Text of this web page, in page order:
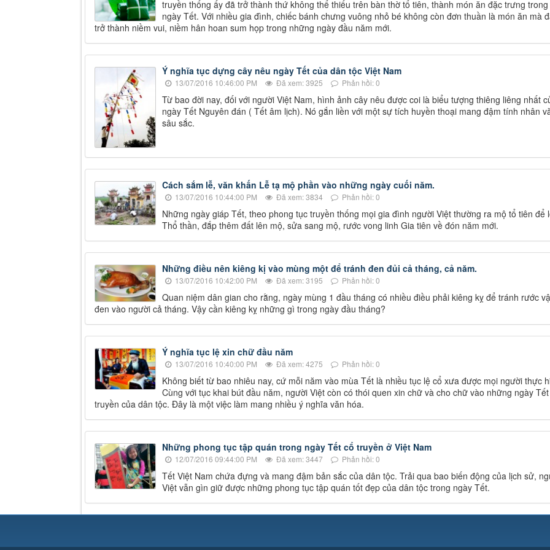
truyền thống ấy đã trở thành thứ không thể thiếu trên bàn thờ tổ tiên, thành món ăn đặc trưng trong
ngày Tết. Với nhiều gia đình, chiếc bánh chưng vuông nhỏ bé không còn đơn thuần là món ăn mà
trở thành niềm vui, niềm hân hoan sum họp trong những ngày đầu năm mới.
Ý nghĩa tục dựng cây nêu ngày Tết của dân tộc Việt Nam
13/07/2016 10:46:00 PM Đã xem: 3925 Phản hồi: 0
Từ bao đời nay, đối với người Việt Nam, hình ảnh cây nêu được coi là biểu tượng thiêng liêng nhất
ngày Tết Nguyên đán ( Tết âm lịch). Nó gắn liền với một sự tích huyền thoại mang đậm tính nhân
sâu sắc.
Cách sắm lễ, văn khấn Lễ tạ mộ phần vào những ngày cuối năm.
13/07/2016 10:44:00 PM Đã xem: 3834 Phản hồi: 0
Những ngày giáp Tết, theo phong tục truyền thống mọi gia đình người Việt thường ra mộ tổ tiên để
Thổ thần, đắp thêm đất lên mộ, sửa sang mộ, rước vong linh Gia tiên về đón năm mới.
Những điều nên kiêng kị vào mùng một để tránh đen đủi cả tháng, cả năm.
13/07/2016 10:42:00 PM Đã xem: 3195 Phản hồi: 0
Quan niệm dân gian cho rằng, ngày mùng 1 đầu tháng có nhiều điều phải kiêng kỵ để tránh rước
đen vào người cả tháng. Vậy cần kiêng kỵ những gì trong ngày đầu tháng?
Ý nghĩa tục lệ xin chữ đầu năm
13/07/2016 10:40:00 PM Đã xem: 4275 Phản hồi: 0
Không biết từ bao nhiêu nay, cứ mỗi năm vào mùa Tết là nhiều tục lệ cổ xưa được mọi người thực
Cùng với tục khai bút đầu năm, người Việt còn có thói quen xin chữ và cho chữ vào những ngày
truyền của dân tộc. Đây là một việc làm mang nhiều ý nghĩa văn hóa.
Những phong tục tập quán trong ngày Tết cổ truyền ở Việt Nam
12/07/2016 09:44:00 PM Đã xem: 3447 Phản hồi: 0
Tết Việt Nam chứa đựng và mang đậm bản sắc của dân tộc. Trải qua bao biến động của lịch sử,
Việt vẫn gìn giữ được những phong tục tập quán tốt đẹp của dân tộc trong ngày Tết.